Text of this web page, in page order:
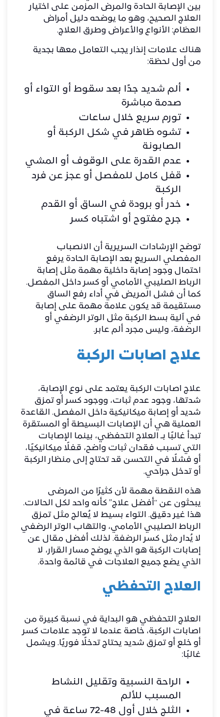
بين الإصابة الحادة والمرض المزمن على اختيار
العلاج الصحيح، وهو ما يوضحه دليل
أمراض
العظام: الأنواع والأعراض وطرق العلاج.
هناك علامات إنذار يجب التعامل معها بجدية
من أول لحظة:
ألم شديد جدًا بعد سقوط أو التواء أو
صدمة مباشرة
تورم سريع خلال ساعات
تشوه ظاهر في شكل الركبة أو
الصابونة
عدم القدرة على الوقوف أو المشي
قفل كامل للمفصل أو عجز عن فرد
الركبة
خدر أو برودة في الساق أو القدم
جرح مفتوح أو اشتباه كسر
توضح الإرشادات السريرية أن الانصباب
المفصلي السريع بعد الإصابة الحادة يرفع
احتمال وجود إصابة داخلية مهمة مثل إصابة
الرباط الصليبي الأمامي أو كسر داخل المفصل.
كما أن فشل المريض في أداء رفع الساق
مستقيمة قد يكون علامة مهمة على إصابة
في آلية بسط الركبة مثل الوتر الرضفي أو
الرضفة، وليس مجرد ألم عابر.
علاج اصابات الركبة
علاج اصابات الركبة يعتمد على نوع الإصابة،
شدتها، وجود عدم ثبات، ووجود كسر أو تمزق
شديد أو إصابة ميكانيكية داخل المفصل. القاعدة
العملية هي أن الإصابات البسيطة أو المستقرة
تبدأ غالبًا بـ العلاج التحفظي، بينما الإصابات
التي تسبب فقدان ثبات واضح، قفلًا ميكانيكيًا،
أو فشلًا في التحسن قد تحتاج إلى منظار الركبة
أو تدخل جراحي.
هذه النقطة مهمة لأن كثيرًا من المرضى
يبحثون عن “أفضل علاج” كأنه واحد لكل الحالات.
هذا غير دقيق. التواء بسيط لا يُعالج مثل تمزق
الرباط الصليبي الأمامي، والتهاب الوتر الرضفي
لا يُدار مثل كسر الرضفة. لذلك أفضل مقال عن
إصابات الركبة هو الذي يوضح مسار القرار، لا
الذي يضع جميع العلاجات في قائمة واحدة.
العلاج التحفظي
العلاج التحفظي هو البداية في نسبة كبيرة من
اصابات الركبة، خاصة عندما لا توجد علامات كسر
أو خلع أو تمزق شديد يحتاج تدخلًا فوريًا. ويشمل
غالبًا:
الراحة النسبية وتقليل النشاط
المسبب للألم
الثلج خلال أول 48-72 ساعة في